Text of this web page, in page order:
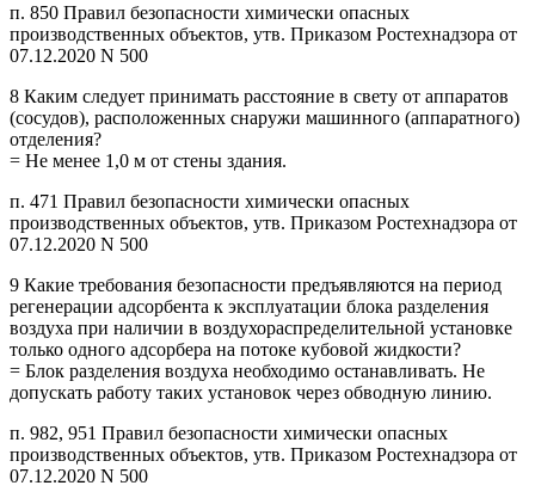
п. 850 Правил безопасности химически опасных
производственных объектов, утв. Приказом Ростехнадзора от
07.12.2020 N 500
8 Каким следует принимать расстояние в свету от аппаратов
(сосудов), расположенных снаружи машинного (аппаратного)
отделения?
= Не менее 1,0 м от стены здания.
п. 471 Правил безопасности химически опасных
производственных объектов, утв. Приказом Ростехнадзора от
07.12.2020 N 500
9 Какие требования безопасности предъявляются на период
регенерации адсорбента к эксплуатации блока разделения
воздуха при наличии в воздухораспределительной установке
только одного адсорбера на потоке кубовой жидкости?
= Блок разделения воздуха необходимо останавливать. Не
допускать работу таких установок через обводную линию.
п. 982, 951 Правил безопасности химически опасных
производственных объектов, утв. Приказом Ростехнадзора от
07.12.2020 N 500